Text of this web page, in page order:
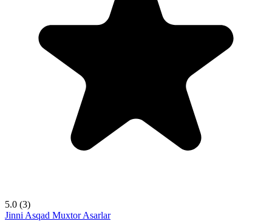
5.0 (3)
Jinni Asqad Muxtor Asarlar